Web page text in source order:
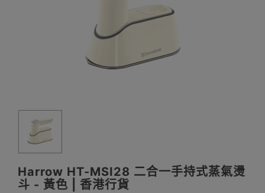
Harrow HT-MSI28 二合一手持式蒸氣燙
斗 - 黃色 | 香港行貨